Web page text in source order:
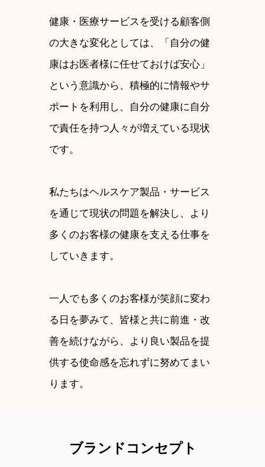
健康・医療サービスを受ける顧客側
の大きな変化としては、「自分の健
康はお医者様に任せておけば安心」
という意識から、積極的に情報やサ
ポートを利用し、自分の健康に自分
で責任を持つ人々が増えている現状
です。
私たちはヘルスケア製品・サービス
を通じて現状の問題を解決し、より
多くのお客様の健康を支える仕事を
していきます。
一人でも多くのお客様が笑顔に変わ
る日を夢みて、皆様と共に前進・改
善を続けながら、より良い製品を提
供する使命感を忘れずに努めてまい
ります。
ブランドコンセプト